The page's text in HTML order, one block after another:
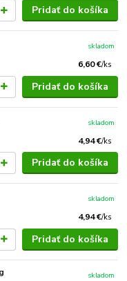
Pridať do košíka
6,60 €/ks
skladom
Pridať do košíka
4,94 €/ks
skladom
Pridať do košíka
4,94 €/ks
skladom
Pridať do košíka
skladom